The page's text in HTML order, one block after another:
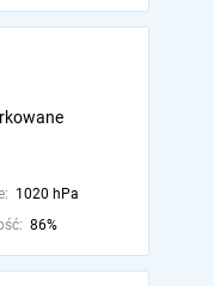
1020 hPa
86%